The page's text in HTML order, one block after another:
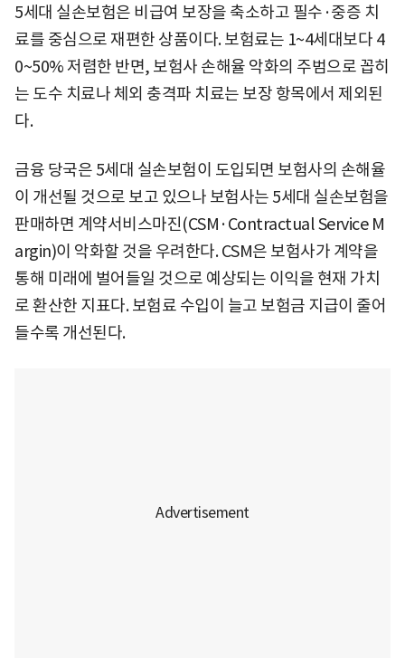
5세대 실손보험은 비급여 보장을 축소하고 필수·중증 치
료를 중심으로 재편한 상품이다. 보험료는 1~4세대보다 4
0~50% 저렴한 반면, 보험사 손해율 악화의 주범으로 꼽히
는 도수 치료나 체외 충격파 치료는 보장 항목에서 제외된
다.
금융 당국은 5세대 실손보험이 도입되면 보험사의 손해율
이 개선될 것으로 보고 있으나 보험사는 5세대 실손보험을
판매하면 계약서비스마진(CSM·Contractual Service M
argin)이 악화할 것을 우려한다. CSM은 보험사가 계약을
통해 미래에 벌어들일 것으로 예상되는 이익을 현재 가치
로 환산한 지표다. 보험료 수입이 늘고 보험금 지급이 줄어
들수록 개선된다.